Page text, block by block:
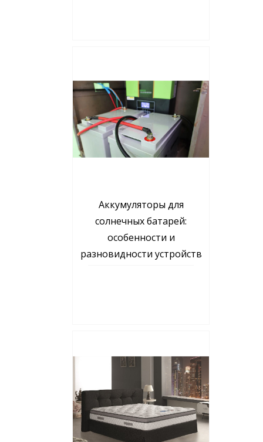
Аккумуляторы для
солнечных батарей:
особенности и
разновидности устройств